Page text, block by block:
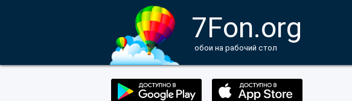
7Fon.org
обои на рабочий стол